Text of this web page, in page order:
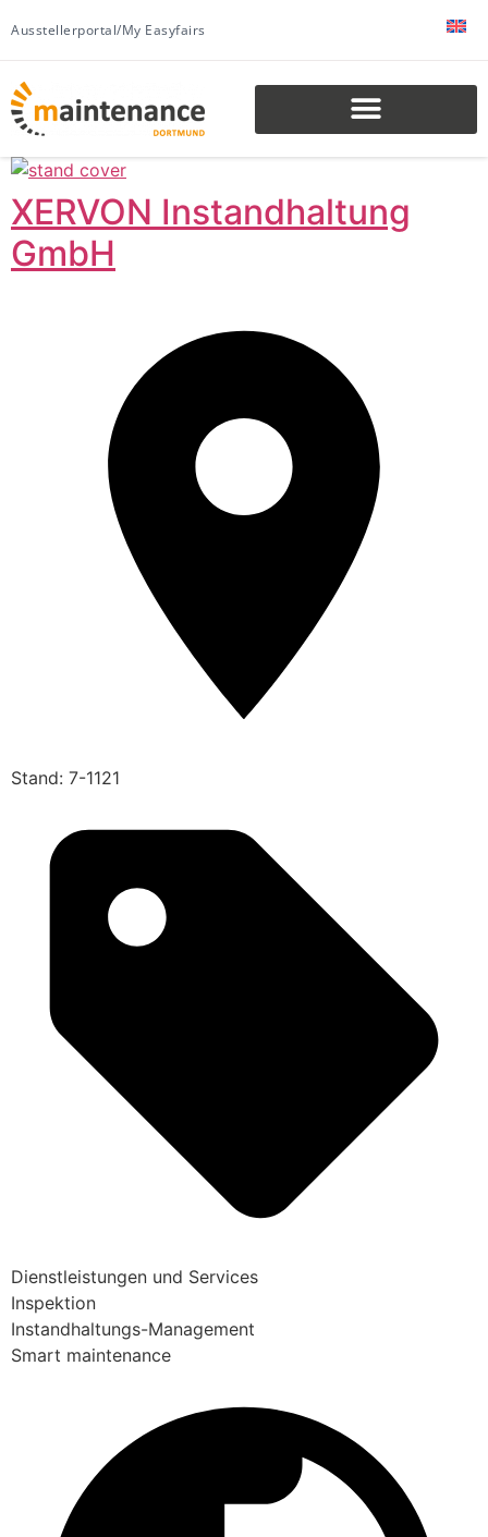
Ausstellerportal/My Easyfairs
XERVON Instandhaltung
GmbH
Stand: 7-1121
Dienstleistungen und Services
Inspektion
Instandhaltungs-Management
Smart maintenance